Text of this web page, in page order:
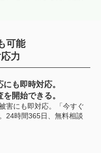
可能
力
も即時対応。
開始できる。
害にも即対応。「今すぐ
24時間365日、無料相談